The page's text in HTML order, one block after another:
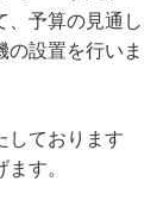
、予算の見通し
の設置を行いま
しております
す。